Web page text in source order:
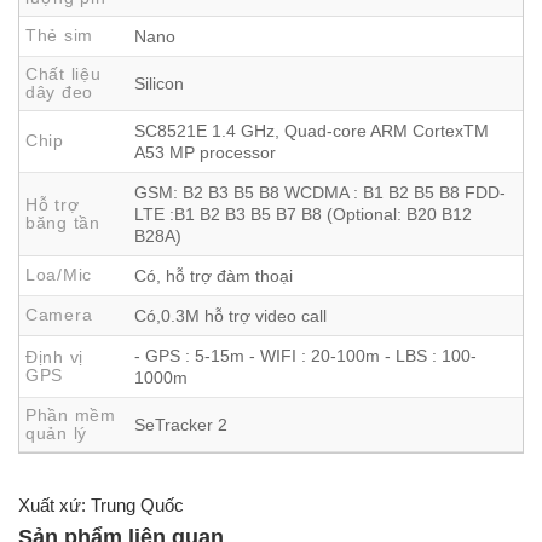
Mục lục
1 Các tính năng chính
2 Các tính năng hỗ trợ
3 Thông tin bố mẹ cần biết
sim tất cả các mạng di động
Thẻ sim
Nano
Chất liệu
dây đeo
Silicon
Chip
SC8521E 1.4 GHz, Quad-core ARM CortexTM
A53 MP processor
Hỗ trợ
băng tần
GSM: B2 B3 B5 B8 WCDMA : B1 B2 B5 B8 FDD-
LTE :B1 B2 B3 B5 B7 B8 (Optional: B20 B12
B28A)
Loa/Mic
Có, hỗ trợ đàm thoại
Camera
Có,0.3M hỗ trợ video call
Định vị
GPS
- GPS : 5-15m - WIFI : 20-100m - LBS : 100-
1000m
Phần mềm
quản lý
SeTracker 2
Xuất xứ: Trung Quốc
Sản phẩm liên quan